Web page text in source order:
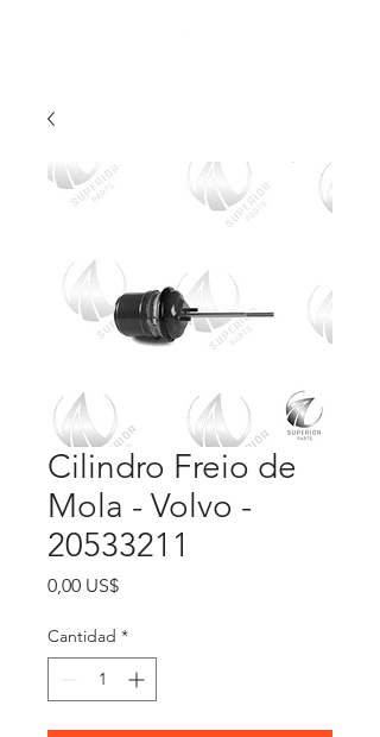
Cilindro Freio de
Mola - Volvo -
20533211
0,00 US$Precio
Cantidad *